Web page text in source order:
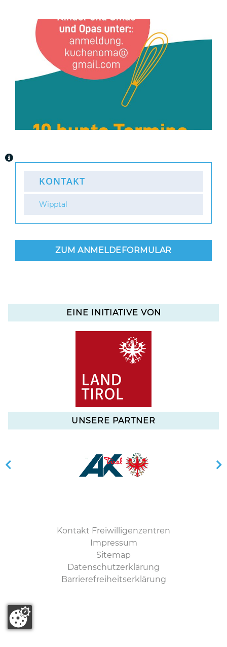
KONTAKT
Wipptal
ZUM ANMELDEFORMULAR
EINE INITIATIVE VON
UNSERE PARTNER
Kontakt Freiwilligenzentren
Impressum
Sitemap
Datenschutzerklärung
Barrierefreiheitserklärung